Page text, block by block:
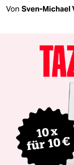
Von Sven-Michael